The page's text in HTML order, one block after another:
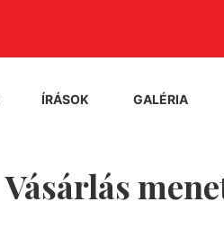
ÍRÁSOK GALÉRIA
Vásárlás